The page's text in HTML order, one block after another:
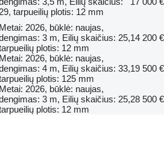
29, tarpueilių plotis: 12 mm
Metai: 2026, būklė: naujas,
3 m, Eilių skaičius: 25,
plotis: 12 mm
14 200 €
Metai: 2026, būklė: naujas,
4 m, Eilių skaičius: 33,
plotis: 125 mm
19 500 €
Metai: 2026, būklė: naujas,
3 m, Eilių skaičius: 25,
plotis: 12 mm
28 500 €